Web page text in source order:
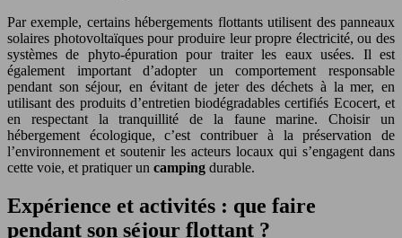
Par exemple, certains hébergements flottants utilisent des panneaux
solaires photovoltaïques pour produire leur propre électricité, ou des
systèmes de phyto-épuration pour traiter les eaux usées. Il est
également important d’adopter un comportement responsable
pendant son séjour, en évitant de jeter des déchets à la mer, en
utilisant des produits d’entretien biodégradables certifiés Ecocert, et
en respectant la tranquillité de la faune marine. Choisir un
hébergement écologique, c’est contribuer à la préservation de
l’environnement et soutenir les acteurs locaux qui s’engagent dans
cette voie, et pratiquer un camping durable.
Expérience et activités : que faire
pendant son séjour flottant ?